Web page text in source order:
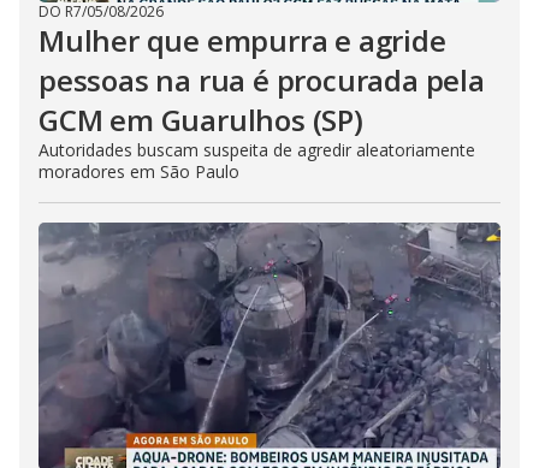
DO R7/05/08/2026
Mulher que empurra e agride
pessoas na rua é procurada pela
GCM em Guarulhos (SP)
Autoridades buscam suspeita de agredir aleatoriamente
moradores em São Paulo